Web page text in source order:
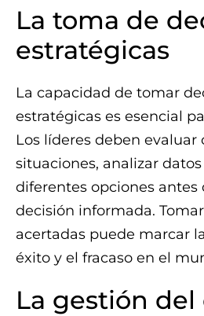
La toma de
estratégicas
La capacidad de tomar
estratégicas es esencial
Los líderes deben
situaciones, analizar
diferentes opciones antes
decisión informada.
acertadas puede marcar
éxito y el fracaso en el
La gestión